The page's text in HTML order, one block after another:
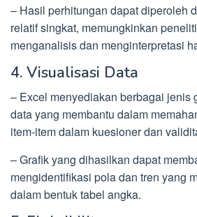
– Hasil perhitungan dapat diperoleh
relatif singkat, memungkinkan
menganalisis dan menginterpretasi
4. Visualisasi Data
– Excel menyediakan berbagai jenis
data yang membantu dalam
item-item dalam kuesioner dan
– Grafik yang dihasilkan dapat
mengidentifikasi pola dan tren yang
dalam bentuk tabel angka.